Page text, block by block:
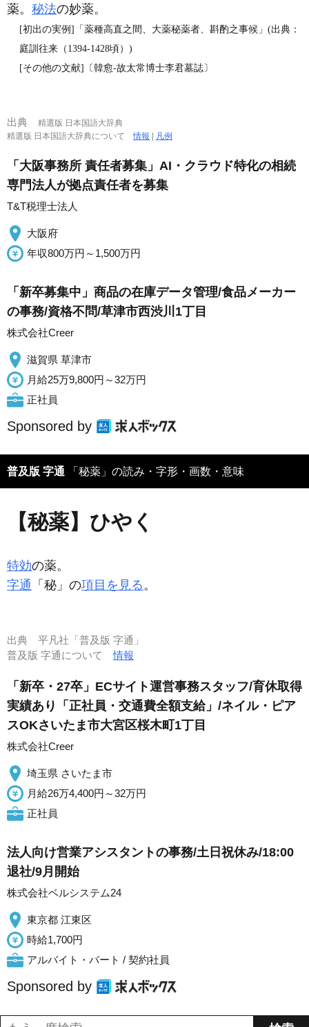
薬。 秘法の妙薬。
[初出の実例]「薬種高直之間、大薬秘薬者、斟酌之事候」(出典：
庭訓往来（1394‐1428頃）)
[その他の文献]〔韓愈‐故太常博士李君墓誌〕
出典
精選版 日本国語大辞典
精選版 日本国語大辞典について情報 | 凡例
「大阪事務所 責任者募集」AI・クラウド特化の相続
専門法人が拠点責任者を募集
T&T税理士法人
大阪府
年収800万円～1,500万円
「新卒募集中」商品の在庫データ管理/食品メーカー
の事務/資格不問/草津市西渋川1丁目
株式会社Creer
滋賀県 草津市
月給25万9,800円～32万円
正社員
Sponsored by
普及版 字通 「秘薬」の読み・字形・画数・意味
【秘薬】ひやく
特効の薬。
字通 「秘」の項目を見る。
出典 平凡社「普及版 字通」
普及版 字通について情報
「新卒・27卒」ECサイト運営事務スタッフ/育休取得
実績あり「正社員・交通費全額支給」/ネイル・ピア
スOKさいたま市大宮区桜木町1丁目
株式会社Creer
埼玉県 さいたま市
月給26万4,400円～32万円
正社員
法人向け営業アシスタントの事務/土日祝休み/18:00
退社/9月開始
株式会社ベルシステム24
東京都 江東区
時給1,700円
アルバイト・パート / 契約社員
Sponsored by